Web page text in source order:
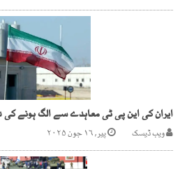
ایران کی این پی ٹی معاہدے سے الگ ہونے
ویب ڈیسک پیر, ۱۶ جون ۲۰۲۵